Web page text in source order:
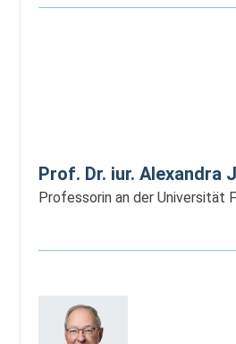
Prof. Dr. iur. Alexandra
Professorin an der Universität